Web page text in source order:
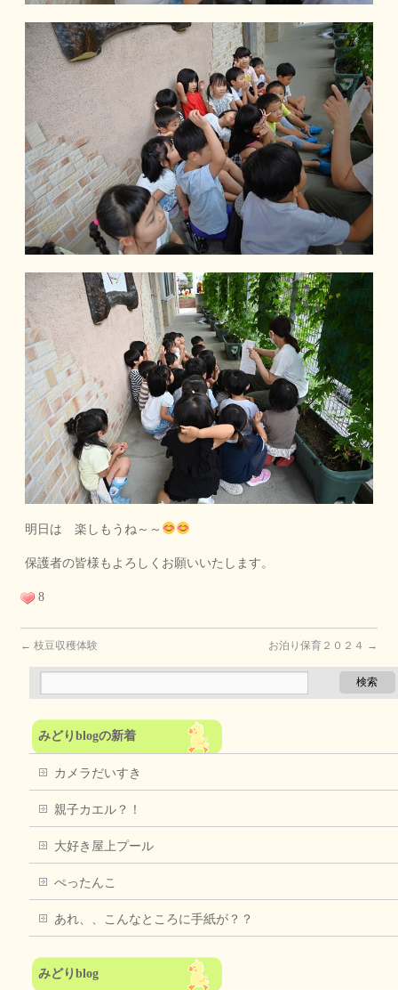
明日は 楽しもうね～～
保護者の皆様もよろしくお願いいたします。
8
← 枝豆収穫体験 お泊り保育２０２４ →
みどりblogの新着
カメラだいすき
親子カエル？！
大好き屋上プール
ぺったんこ
あれ、、こんなところに手紙が？？
みどりblog